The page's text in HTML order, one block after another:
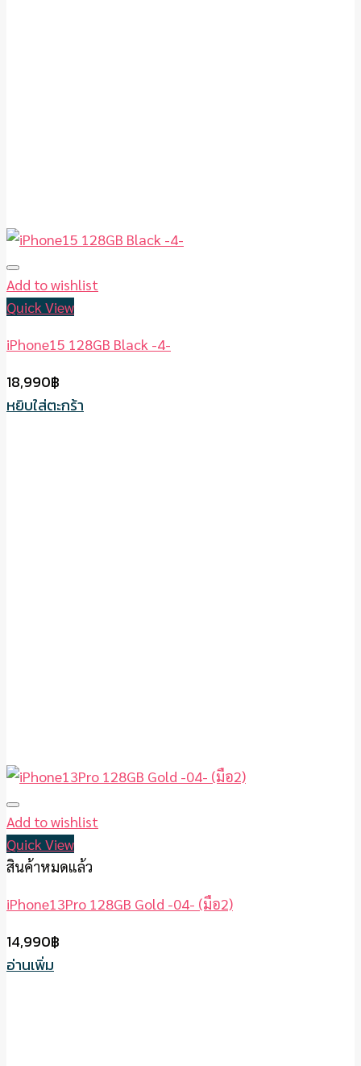
Add to wishlist
Quick View
iPhone15 128GB Black -4-
18,990฿
หยิบใส่ตะกร้า
Add to wishlist
Quick View
สินค้าหมดแล้ว
iPhone13Pro 128GB Gold -04- (มือ2)
14,990฿
อ่านเพิ่ม